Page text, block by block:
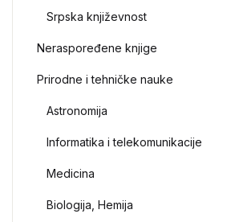
Srpska književnost
Neraspoređene knjige
Prirodne i tehničke nauke
Astronomija
Informatika i telekomunikacije
Medicina
Biologija, Hemija